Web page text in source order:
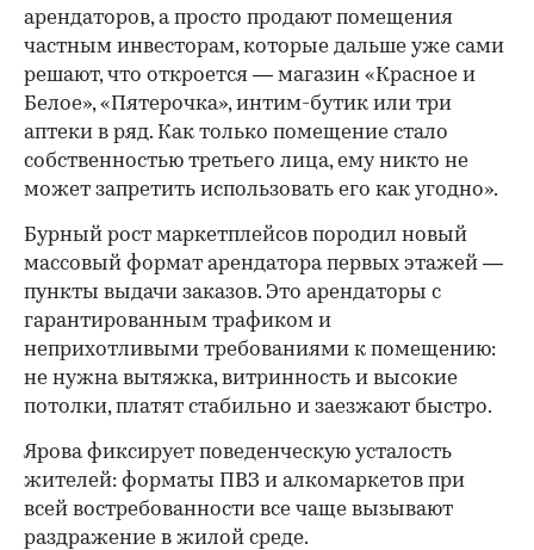
арендаторов, а просто продают помещения
частным инвесторам, которые дальше уже сами
решают, что откроется — магазин «Красное и
Белое», «Пятерочка», интим-бутик или три
аптеки в ряд. Как только помещение стало
собственностью третьего лица, ему никто не
может запретить использовать его как угодно».
Бурный рост маркетплейсов породил новый
массовый формат арендатора первых этажей —
пункты выдачи заказов. Это арендаторы с
гарантированным трафиком и
неприхотливыми требованиями к помещению:
не нужна вытяжка, витринность и высокие
потолки, платят стабильно и заезжают быстро.
Ярова фиксирует поведенческую усталость
жителей: форматы ПВЗ и алкомаркетов при
всей востребованности все чаще вызывают
раздражение в жилой среде.